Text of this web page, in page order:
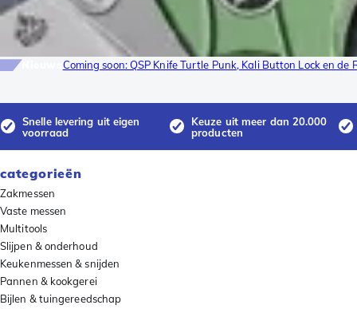
Coming soon: QSP Knife Turtle Punk, Kali Button Lock en de
Snelle levering uit eigen
voorraad
Keuze uit meer dan 20.000
producten
categorieën
Zakmessen
Vaste messen
Multitools
Slijpen & onderhoud
Keukenmessen & snijden
Pannen & kookgerei
Bijlen & tuingereedschap